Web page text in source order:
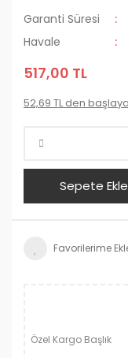
Garanti Süresi
Havale
517,00 TL
52,69 TL den
Sepete Ekle
Özel Kargo Başlık